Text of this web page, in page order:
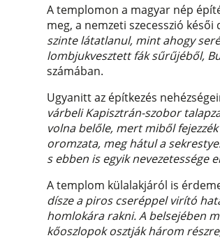
A templomon a magyar nép
meg, a nemzeti szecesszió
szinte látatlanul, mint ahogy
lombjukvesztett fák sűrűjéből,
számában.
Ugyanitt az építkezés
várbeli Kapisztrán-szobor
volna belőle, mert miből
oromzata, meg hátul a
s ebben is egyik nevezetessége
A templom külalakjáról is
dísze a piros cseréppel virító
homlokára rakni. A belsejében
kőoszlopok osztják három